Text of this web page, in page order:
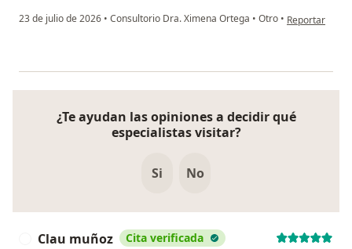
23 de julio de 2026 • Consultorio Dra. Ximena Ortega • Otro • en opinión del
Reportar
¿Te ayudan las opiniones a decidir qué
especialistas visitar?
Si No
Clau muñoz Cita verificada